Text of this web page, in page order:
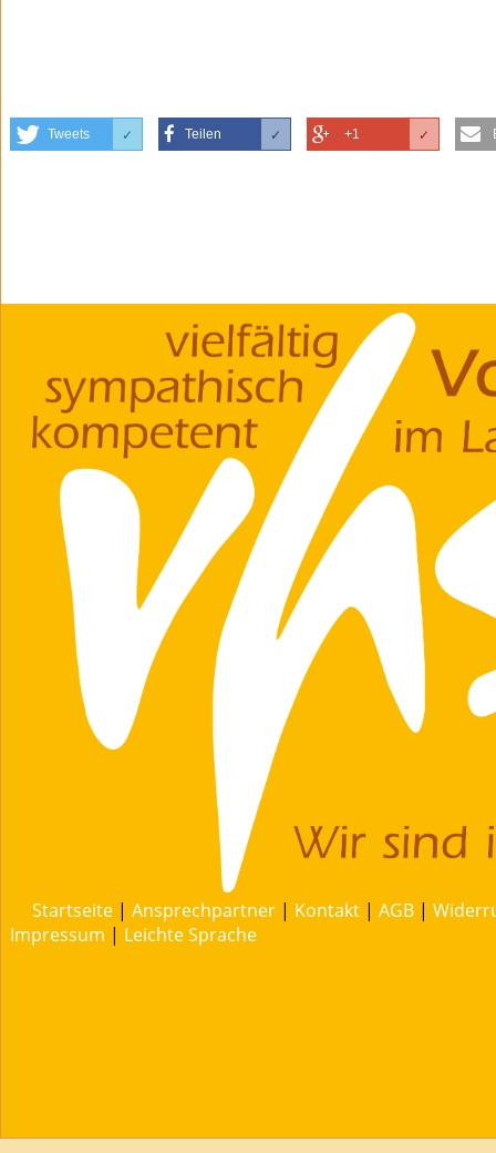
Tweets ✓ Teilen ✓ +1 ✓
Startseite | Ansprechpartner | Kontakt | AGB |
Impressum | Leichte Sprache